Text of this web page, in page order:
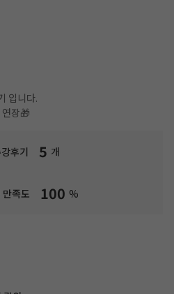
입니다.
장🎁
후기 5 개
만족도 100 %